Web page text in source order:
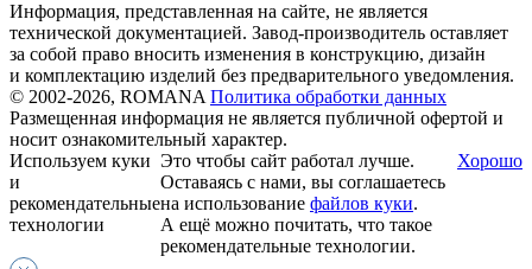
Информация, представленная на сайте, не является
технической документацией. Завод-производитель оставляет
за собой право вносить изменения в конструкцию, дизайн
и комплектацию изделий без предварительного уведомления.
© 2002-2026, ROMANA Политика обработки данных
Размещенная информация не является публичной офертой и
носит ознакомительный характер.
Используем куки
и
рекомендательные
технологии
Это чтобы сайт работал лучше.
Оставаясь с нами, вы соглашаетесь
на использование файлов куки.
А ещё можно почитать, что такое
рекомендательные технологии.
Хорошо